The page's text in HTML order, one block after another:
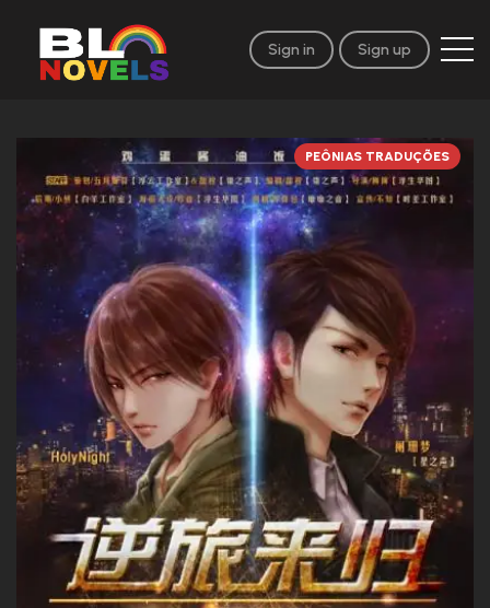
Sign in Sign up
PEÔNIAS TRADUÇÕES